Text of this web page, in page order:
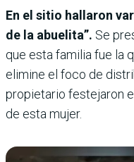
En el sitio hallaron
de la abuelita”. Se
que esta familia fue la
elimine el foco de
propietario festejaron
de esta mujer.